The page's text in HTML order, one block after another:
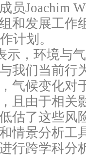
员Joachim
和发展工作
计划。
示，环境与
我们当前行
气候变化对
且由于相关
估了这些风
情景分析工
行跨学科分